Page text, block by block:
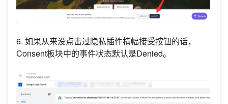
6. 如果从来没点击过隐私插件横幅接受按钮的话，
Consent板块中的事件状态默认是Denied。